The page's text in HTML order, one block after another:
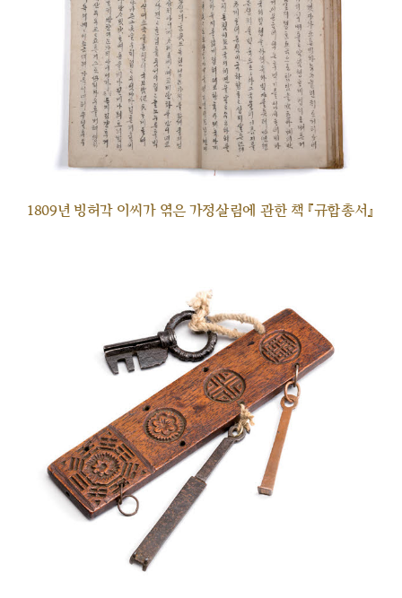
1809년 빙허각 이씨가 엮은 가정살림에 관한 책 『규합총서』